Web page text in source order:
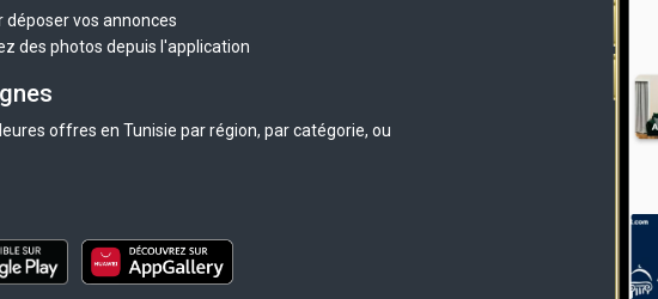
déposer vos annonces
des photos depuis l'application
offres en Tunisie par région, par catégorie, ou